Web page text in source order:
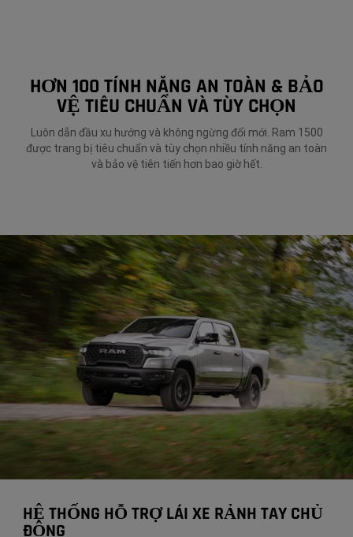
HƠN 100 TÍNH NĂNG AN TOÀN & BẢO
VỆ TIÊU CHUẨN VÀ TÙY CHỌN
Luôn dẫn đầu xu hướng và không ngừng đổi mới. Ram 1500
được trang bị tiêu chuẩn và tùy chọn nhiều tính năng an toàn
và bảo vệ tiên tiến hơn bao giờ hết.
HỆ THỐNG HỖ TRỢ LÁI XE RẢNH TAY CHỦ
ĐỘNG